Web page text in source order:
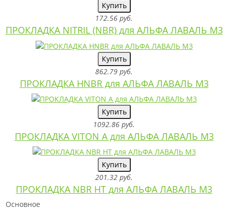
Купить
172.56 руб.
ПРОКЛАДКА NITRIL (NBR) для АЛЬФА ЛАВАЛЬ M3
Купить
862.79 руб.
ПРОКЛАДКА HNBR для АЛЬФА ЛАВАЛЬ M3
Купить
1092.86 руб.
ПРОКЛАДКА VITON A для АЛЬФА ЛАВАЛЬ M3
Купить
201.32 руб.
ПРОКЛАДКА NBR HT для АЛЬФА ЛАВАЛЬ M3
Основное